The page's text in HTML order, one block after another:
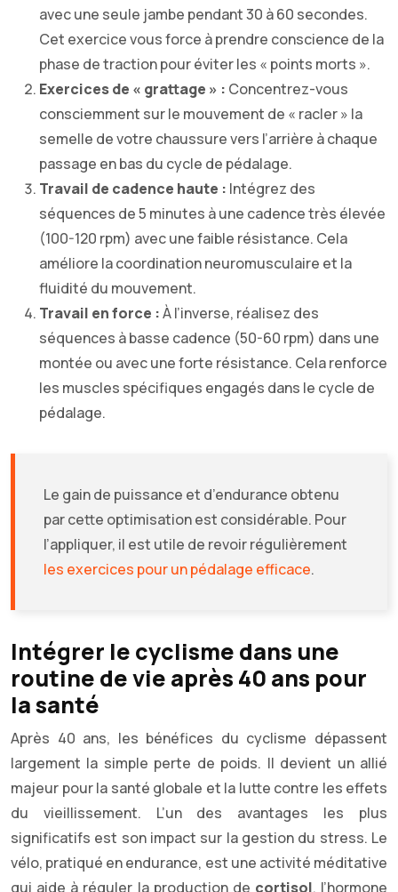
avec une seule jambe pendant 30 à 60 secondes.
Cet exercice vous force à prendre conscience de la
phase de traction pour éviter les « points morts ».
Exercices de « grattage » : Concentrez-vous
consciemment sur le mouvement de « racler » la
semelle de votre chaussure vers l’arrière à chaque
passage en bas du cycle de pédalage.
Travail de cadence haute : Intégrez des
séquences de 5 minutes à une cadence très élevée
(100-120 rpm) avec une faible résistance. Cela
améliore la coordination neuromusculaire et la
fluidité du mouvement.
Travail en force :À l’inverse, réalisez des
séquences à basse cadence (50-60 rpm) dans une
montée ou avec une forte résistance. Cela renforce
les muscles spécifiques engagés dans le cycle de
pédalage.
Le gain de puissance et d’endurance obtenu
par cette optimisation est considérable. Pour
l’appliquer, il est utile de revoir régulièrement
les exercices pour un pédalage efficace.
Intégrer le cyclisme dans une
routine de vie après 40 ans pour
la santé
Après 40 ans, les bénéfices du cyclisme dépassent
largement la simple perte de poids. Il devient un allié
majeur pour la santé globale et la lutte contre les effets
du vieillissement. L’un des avantages les plus
significatifs est son impact sur la gestion du stress. Le
vélo, pratiqué en endurance, est une activité méditative
qui aide à réguler la production de cortisol, l’hormone